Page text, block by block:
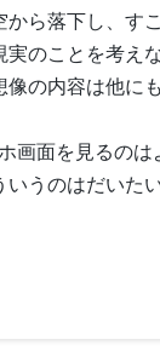
ら落下し、す
のことを考え
の内容は他に
画面を見るの
うのはだいた